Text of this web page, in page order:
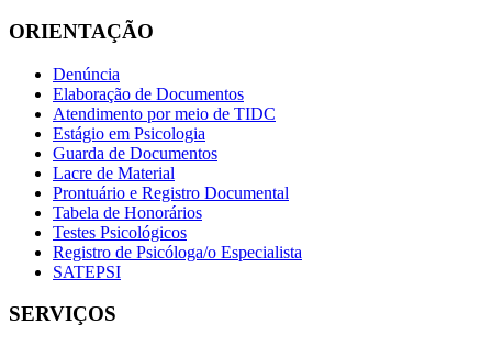
ORIENTAÇÃO
Denúncia
Elaboração de Documentos
Atendimento por meio de TIDC
Estágio em Psicologia
Guarda de Documentos
Lacre de Material
Prontuário e Registro Documental
Tabela de Honorários
Testes Psicológicos
Registro de Psicóloga/o Especialista
SATEPSI
SERVIÇOS